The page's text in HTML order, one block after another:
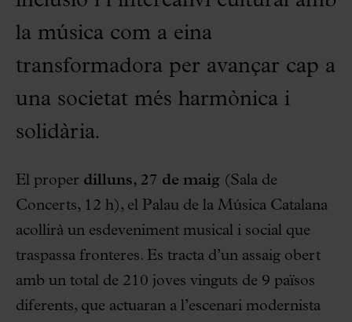
la música com a eina
transformadora per avançar cap a
una societat més harmònica i
solidària.
El proper dilluns, 27 de maig (Sala de
Concerts, 12 h), el Palau de la Música Catalana
acollirà un esdeveniment musical i social que
traspassa fronteres. Es tracta d’un assaig obert
amb un total de 210 joves vinguts de 9 països
diferents, que actuaran a l’escenari modernista